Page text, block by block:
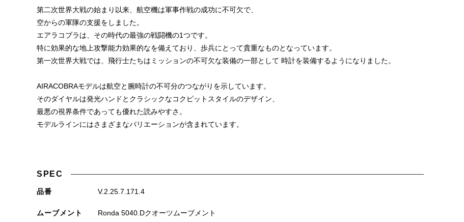
第二次世界大戦の始まり以来、航空機は軍事作戦の成功に不可欠で、
空からの軍隊の支援をしました。
エアラコブラは、その時代の最強の戦闘機の1つです。
特に効果的な地上攻撃能力効果的なを備えており、歩兵にとって貴重なものとなっています。
第一次世界大戦では、飛行士たちはミッションの不可欠な装備の一部として 時計を装備するようになりました。
AIRACOBRAモデルは航空と腕時計の不可分のつながりを示しています。
そのダイヤルは発光ハンドとクラシックなコクピットスタイルのデザイン、
最悪の視界条件であっても優れた読みやすさ。
モデルラインにはさまざまなバリエーションが含まれています。
SPEC
品番 V.2.25.7.171.4
ムーブメント Ronda 5040.Dクオーツムーブメント